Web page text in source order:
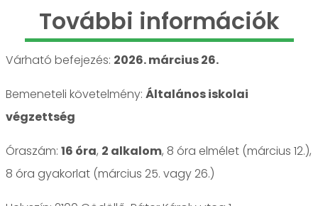
További információk
Várható befejezés: 2026. március 26.
Bemeneteli követelmény: Általános iskolai
végzettség
Óraszám: 16 óra, 2 alkalom, 8 óra elmélet (március 12.),
8 óra gyakorlat (március 25. vagy 26.)